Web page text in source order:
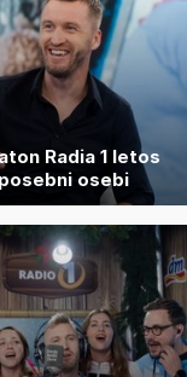
Radia 1 letos
osebi